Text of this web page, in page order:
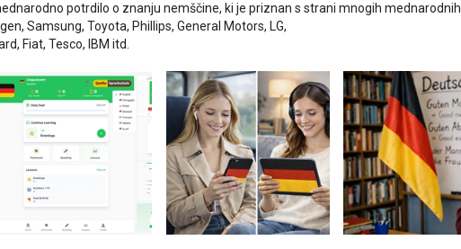
potrdilo o znanju nemščine, ki je priznan s strani mnogih mednarodnih
Samsung, Toyota, Phillips, General Motors, LG,
Fiat, Tesco, IBM itd.